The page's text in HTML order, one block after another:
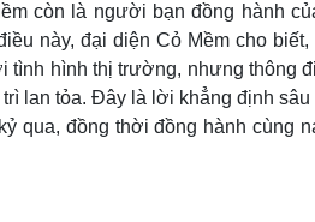
còn là người bạn đồng hành
này, đại diện Cỏ Mềm cho biết,
hình thị trường, nhưng thông
lan tỏa. Đây là lời khẳng định
qua, đồng thời đồng hành cùng